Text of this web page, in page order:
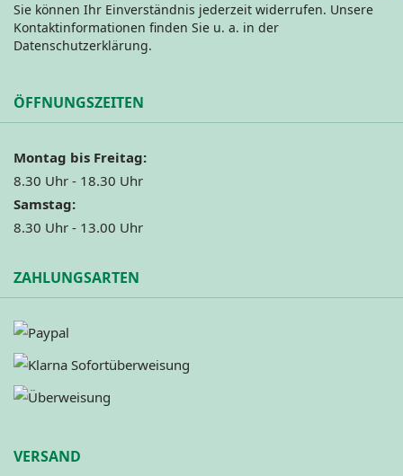
Sie können Ihr Einverständnis jederzeit widerrufen. Unsere
Kontaktinformationen finden Sie u. a. in der
Datenschutzerklärung.
ÖFFNUNGSZEITEN
Montag bis Freitag:
8.30 Uhr - 18.30 Uhr
Samstag:
8.30 Uhr - 13.00 Uhr
ZAHLUNGSARTEN
VERSAND